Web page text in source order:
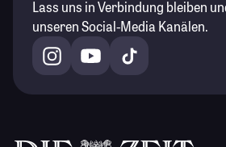
Lass uns in Verbindung bleiben
unseren Social-Media Kanälen.